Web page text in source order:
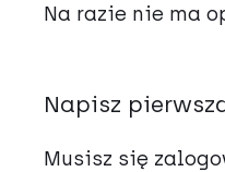
Na razie nie ma
Napisz
Musisz się